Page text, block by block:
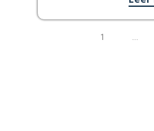
1 …